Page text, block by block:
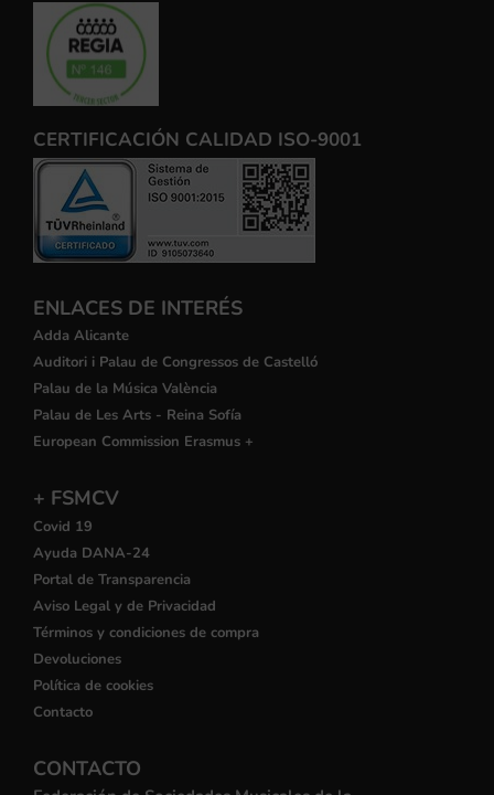
CERTIFICACIÓN CALIDAD ISO-9001
ENLACES DE INTERÉS
Adda Alicante
Auditori i Palau de Congressos de Castelló
Palau de la Música València
Palau de Les Arts - Reina Sofía
European Commission Erasmus +
+ FSMCV
Covid 19
Ayuda DANA-24
Portal de Transparencia
Aviso Legal y de Privacidad
Términos y condiciones de compra
Devoluciones
Política de cookies
Contacto
CONTACTO